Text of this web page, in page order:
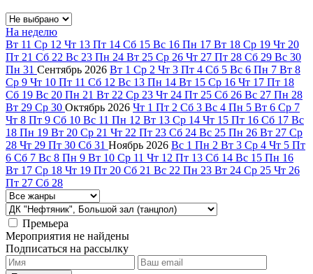
На неделю
Вт 11 Ср 12 Чт 13 Пт 14 Сб 15 Вс 16 Пн 17 Вт 18 Ср 19 Чт 20
Пт 21 Сб 22 Вс 23 Пн 24 Вт 25 Ср 26 Чт 27 Пт 28 Сб 29 Вс 30
Пн 31 Сентябрь 2026 Вт 1 Ср 2 Чт 3 Пт 4 Сб 5 Вс 6 Пн 7 Вт 8
Ср 9 Чт 10 Пт 11 Сб 12 Вс 13 Пн 14 Вт 15 Ср 16 Чт 17 Пт 18
Сб 19 Вс 20 Пн 21 Вт 22 Ср 23 Чт 24 Пт 25 Сб 26 Вс 27 Пн 28
Вт 29 Ср 30 Октябрь 2026 Чт 1 Пт 2 Сб 3 Вс 4 Пн 5 Вт 6 Ср 7
Чт 8 Пт 9 Сб 10 Вс 11 Пн 12 Вт 13 Ср 14 Чт 15 Пт 16 Сб 17 Вс
18 Пн 19 Вт 20 Ср 21 Чт 22 Пт 23 Сб 24 Вс 25 Пн 26 Вт 27 Ср
28 Чт 29 Пт 30 Сб 31 Ноябрь 2026 Вс 1 Пн 2 Вт 3 Ср 4 Чт 5 Пт
6 Сб 7 Вс 8 Пн 9 Вт 10 Ср 11 Чт 12 Пт 13 Сб 14 Вс 15 Пн 16
Вт 17 Ср 18 Чт 19 Пт 20 Сб 21 Вс 22 Пн 23 Вт 24 Ср 25 Чт 26
Пт 27 Сб 28
Премьера
Мероприятия не найдены
Подписаться на рассылку